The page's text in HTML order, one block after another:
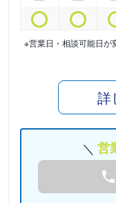
※営業日・相談可能日が
詳
営